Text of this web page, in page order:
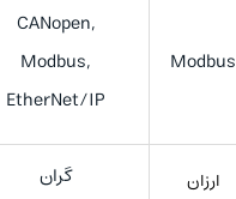
Modbus
CANopen,
Modbus,
EtherNet/IP
ارزان گران